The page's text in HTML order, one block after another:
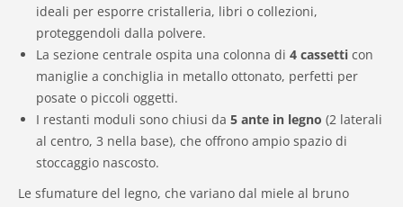
ideali per esporre cristalleria, libri o collezioni,
proteggendoli dalla polvere.
La sezione centrale ospita una colonna di 4 cassetti con
maniglie a conchiglia in metallo ottonato, perfetti per
posate o piccoli oggetti.
I restanti moduli sono chiusi da 5 ante in legno (2 laterali
al centro, 3 nella base), che offrono ampio spazio di
stoccaggio nascosto.
Le sfumature del legno, che variano dal miele al bruno